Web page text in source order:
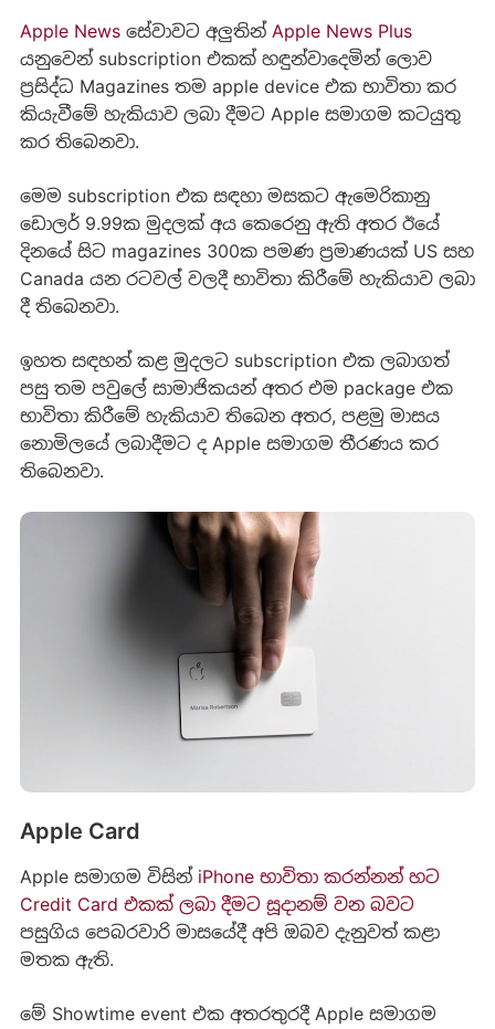
Apple Newsසේවාවට අලුතින් Apple News Plus
යනුවෙන් subscription එකක් හඳුන්වාදෙමින් ලොව
ප්‍රසිද්ධ Magazines තම apple device එක භාවිතා කර
කියැවීමේ හැකියාව ලබා දීමට Apple සමාගම කටයුතු
කර තිබෙනවා.
මෙම subscription එක සඳහා මසකට ඇමෙරිකානු
ඩොලර් 9.99ක මුදලක් අය කෙරෙනු ඇති අතර ඊයේ
දිනයේ සිට magazines 300ක පමණ ප්‍රමාණයක් US සහ
Canada යන රටවල් වලදී භාවිතා කිරීමේ හැකියාව ලබා
දී තිබෙනවා.
ඉහත සඳහන් කළ මුදලට subscription එක ලබාගත්
පසු තම පවුලේ සාමාජිකයන් අතර එම package එක
භාවිතා කිරීමේ හැකියාව තිබෙන අතර, පළමු මාසය
නොමිලයේ ලබාදීමට ද Apple සමාගම තීරණය කර
තිබෙනවා.
Apple Card
Apple සමාගම විසින් iPhone භාවිතා කරන්නන් හට
Credit Card එකක් ලබා දීමට සූදානම් වන බවට
පසුගිය පෙබරවාරි මාසයේදී අපි ඔබව දැනුවත් කළා
මතක ඇති.
මේ Showtime event එක අතරතුරදී Apple සමාගම